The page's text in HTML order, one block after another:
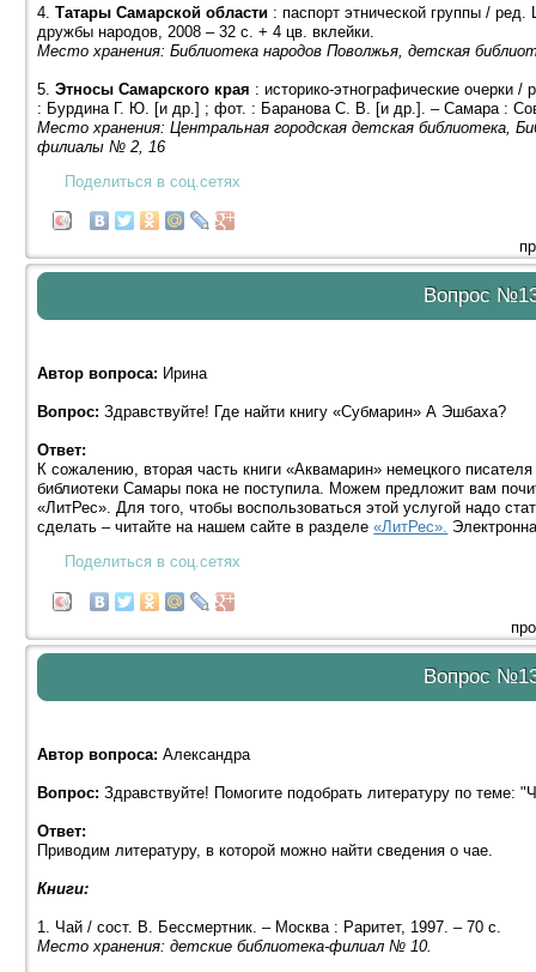
4.Татары Самарской области : паспорт этнической группы /
дружбы народов, 2008 – 32 с. + 4 цв. вклейки.
Место хранения: Библиотека народов Поволжья, детская
5.Этносы Самаpского кpая : истоpико-этногpафические
: Бурдина Г. Ю. [и др.] ; фот. : Баранова С. В. [и др.]. – Самара :
Место хранения: Центральная городская детская библиотека,
филиалы № 2, 16
Поделиться в соц.сетях
Вопрос
Автор вопроса: Ирина
Вопрос: Здравствуйте! Где найти книгу «Субмарин» А Эшбаха?
Ответ:
К сожалению, вторая часть книги «Аквамарин» немецкого
библиотеки Самары пока не поступила. Можем предложит вам
«ЛитРес». Для того, чтобы воспользоваться этой услугой надо
сделать – читайте на нашем сайте в разделе«ЛитРес».
Поделиться в соц.сетях
Вопрос
Автор вопроса: Александра
Вопрос: Здравствуйте! Помогите подобрать литературу по теме:
Ответ:
Приводим литературу, в которой можно найти сведения о чае.
Книги:
1. Чай / сост. В. Бессмертник. – Москва : Раритет, 1997. – 70 с.
Место хранения: детские библиотека-филиал № 10.